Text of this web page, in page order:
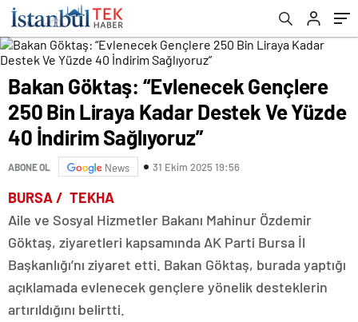
Sağlıyoruz”
Bakan Göktaş: “Evlenecek Gençlere
250 Bin Liraya Kadar Destek Ve Yüzde
40 İndirim Sağlıyoruz”
ABONE OL News 31 Ekim 2025 19:56
BURSA / TEKHA
Aile ve Sosyal Hizmetler Bakanı Mahinur Özdemir
Göktaş, ziyaretleri kapsamında AK Parti Bursa İl
Başkanlığı’nı ziyaret etti. Bakan Göktaş, burada yaptığı
açıklamada evlenecek gençlere yönelik desteklerin
artırıldığını belirtti.